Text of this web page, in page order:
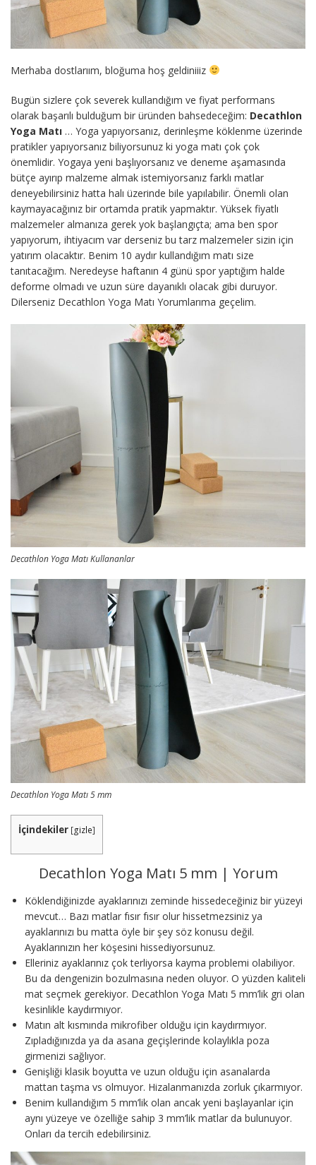
Merhaba dostlarıım, bloğuma hoş geldiniiiz
Bugün sizlere çok severek kullandığım ve fiyat performans
olarak başarılı bulduğum bir üründen bahsedeceğim: Decathlon
Yoga Matı … Yoga yapıyorsanız, derinleşme köklenme üzerinde
pratikler yapıyorsanız biliyorsunuz ki yoga matı çok çok
önemlidir. Yogaya yeni başlıyorsanız ve deneme aşamasında
bütçe ayırıp malzeme almak istemiyorsanız farklı matlar
deneyebilirsiniz hatta halı üzerinde bile yapılabilir. Önemli olan
kaymayacağınız bir ortamda pratik yapmaktır. Yüksek fiyatlı
malzemeler almanıza gerek yok başlangıçta; ama ben spor
yapıyorum, ihtiyacım var derseniz bu tarz malzemeler sizin için
yatırım olacaktır. Benim 10 aydır kullandığım matı size
tanıtacağım. Neredeyse haftanın 4 günü spor yaptığım halde
deforme olmadı ve uzun süre dayanıklı olacak gibi duruyor.
Dilerseniz Decathlon Yoga Matı Yorumlarıma geçelim.
Decathlon Yoga Matı Kullananlar
Decathlon Yoga Matı 5 mm
İçindekiler [gizle]
Decathlon Yoga Matı 5 mm | Yorum
Köklendiğinizde ayaklarınızı zeminde hissedeceğiniz bir yüzeyi
mevcut… Bazı matlar fısır fısır olur hissetmezsiniz ya
ayaklarınızı bu matta öyle bir şey söz konusu değil.
Ayaklarınızın her köşesini hissediyorsunuz.
Elleriniz ayaklarınız çok terliyorsa kayma problemi olabiliyor.
Bu da dengenizin bozulmasına neden oluyor. O yüzden kaliteli
mat seçmek gerekiyor. Decathlon Yoga Matı 5 mm’lik gri olan
kesinlikle kaydırmıyor.
Matın alt kısmında mikrofiber olduğu için kaydırmıyor.
Zıpladığınızda ya da asana geçişlerinde kolaylıkla poza
girmenizi sağlıyor.
Genişliği klasik boyutta ve uzun olduğu için asanalarda
mattan taşma vs olmuyor. Hizalanmanızda zorluk çıkarmıyor.
Benim kullandığım 5 mm’lik olan ancak yeni başlayanlar için
aynı yüzeye ve özelliğe sahip 3 mm’lik matlar da bulunuyor.
Onları da tercih edebilirsiniz.